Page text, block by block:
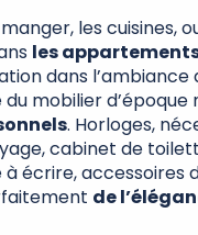
les cuisines,
les
dans l’ambiance
mobilier d’époque
. Horloges,
cabinet de
écrire, accessoires
de